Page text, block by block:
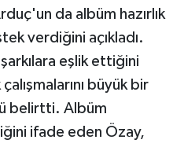
da albüm hazırlık
verdiğini açıkladı.
eşlik ettiğini
büyük bir
belirtti. Albüm
ifade eden Özay,